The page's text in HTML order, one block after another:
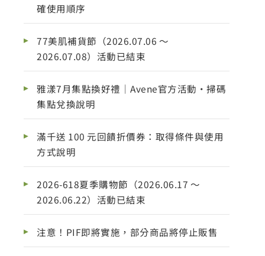
確使用順序
77美肌補貨節（2026.07.06 ～
2026.07.08）活動已結束
雅漾7月集點換好禮｜Avene官方活動・掃碼
集點兌換說明
滿千送 100 元回饋折價券：取得條件與使用
方式說明
2026-618夏季購物節（2026.06.17 ～
2026.06.22）活動已結束
注意！PIF即將實施，部分商品將停止販售